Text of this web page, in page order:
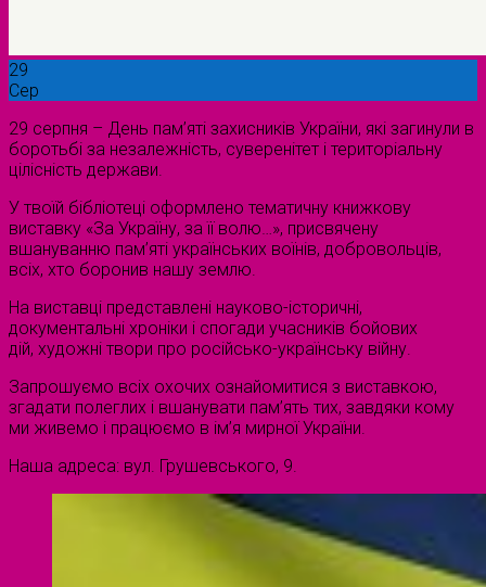
29
Сер
29 серпня – День пам’яті захисників України, які загинули в
боротьбі за незалежність, суверенітет і територіальну
цілісність держави.
У твоїй бібліотеці оформлено тематичну книжкову
виставку «За Україну, за її волю…», присвячену
вшануванню пам’яті українських воїнів, добровольців,
всіх, хто боронив нашу землю.
На виставці представлені науково-історичні,
документальні хроніки і спогади учасників бойових
дій, художні твори про російсько-українську війну.
Запрошуємо всіх охочих ознайомитися з виставкою,
згадати полеглих і вшанувати пам’ять тих, завдяки кому
ми живемо і працюємо в ім’я мирної України.
Наша адреса: вул. Грушевського, 9.